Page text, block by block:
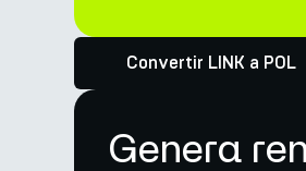
Convertir LINK a POL
Genera